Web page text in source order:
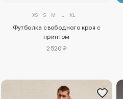
XS S M L XL
Футболка свободного кроя с
принтом
2520 ₽